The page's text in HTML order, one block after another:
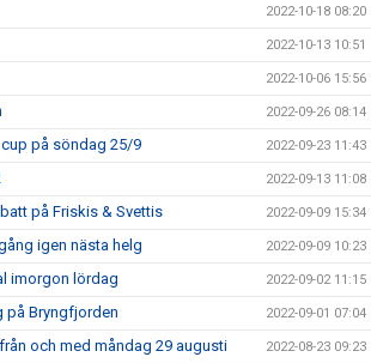
2022-10-18 08:20
2022-10-13 10:51
2022-10-06 15:56
2022-09-26 08:14
på söndag 25/9 2022-09-23 11:43
2022-09-13 11:08
på Friskis & Svettis 2022-09-09 15:34
igen nästa helg 2022-09-09 10:23
imorgon lördag 2022-09-02 11:15
på Bryngfjorden 2022-09-01 07:04
och med måndag 29 augusti 2022-08-23 09:23